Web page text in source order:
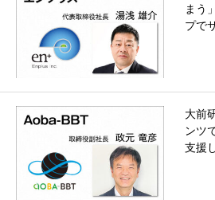
まう
プで
大前
ンツ
支援